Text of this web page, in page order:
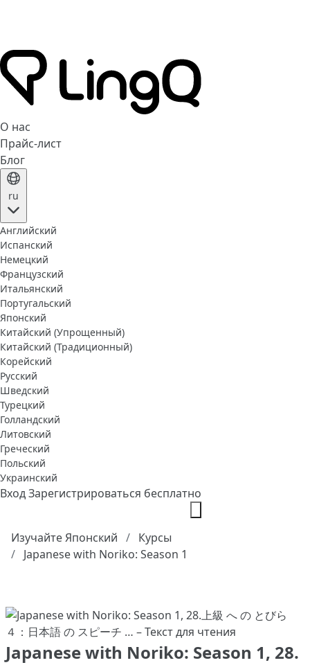
О нас
Прайс-лист
Блог
ru
Английский
Испанский
Немецкий
Французский
Итальянский
Португальский
Японский
Китайский (Упрощенный)
Китайский (Традиционный)
Корейский
Русский
Шведский
Турецкий
Голландский
Литовский
Греческий
Польский
Украинский
ВходЗарегистрироваться бесплатно
Изучайте Японский
Курсы
Japanese with Noriko: Season 1
Japanese with Noriko: Season 1, 28.